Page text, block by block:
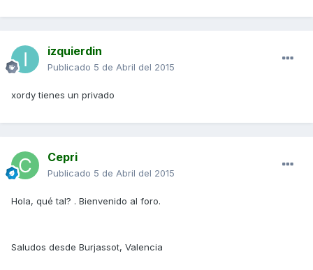
izquierdin
Publicado 5 de Abril del 2015
xordy tienes un privado
Cepri
Publicado 5 de Abril del 2015
Hola, qué tal? . Bienvenido al foro.
Saludos desde Burjassot, Valencia